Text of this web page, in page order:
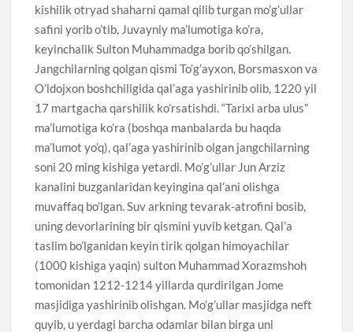
kishilik otryad shaharni qamal qilib turgan mo’g’ullar
safini yorib o’tib, Juvayniy ma’lumotiga ko’ra,
keyinchalik Sulton Muhammadga borib qo’shilgan.
Jangchilarning qolgan qismi To’g’ayxon, Borsmasxon va
O’ldojxon boshchiligida qal’aga yashirinib olib, 1220 yil
17 martgacha qarshilik ko’rsatishdi. “Tarixi arba ulus”
ma’lumotiga ko’ra (boshqa manbalarda bu haqda
ma’lumot yo’q), qal’aga yashirinib olgan jangchilarning
soni 20 ming kishiga yetardi. Mo’g’ullar Jun Arziz
kanalini buzganlaridan keyingina qal’ani olishga
muvaffaq bo’lgan. Suv arkning tevarak-atrofini bosib,
uning devorlarining bir qismini yuvib ketgan. Qal’a
taslim bo’lganidan keyin tirik qolgan himoyachilar
(1000 kishiga yaqin) sulton Muhammad Xorazmshoh
tomonidan 1212-1214 yillarda qurdirilgan Jome
masjidiga yashirinib olishgan. Mo’g’ullar masjidga neft
quyib, u yerdagi barcha odamlar bilan birga uni